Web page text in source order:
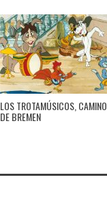
LOS TROTAMÚSICOS, CAMINO
DE BREMEN